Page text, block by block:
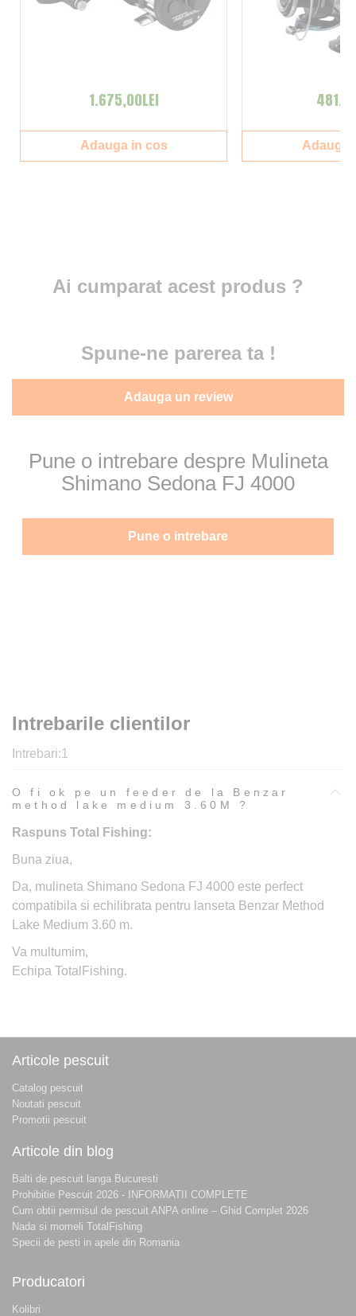
Ai cumparat acest produs ?
Spune-ne parerea ta !
Adauga un review
Intrebarile clientilor
Intrebari:1
O fi ok pe un feeder de la Benzar
method lake medium 3.60M ?
Raspuns Total Fishing:
Buna ziua,
Da, mulineta Shimano Sedona FJ 4000 este perfect
compatibila si echilibrata pentru lanseta Benzar Method
Lake Medium 3.60 m.
Va multumim,
Echipa TotalFishing.
Pune o intrebare despre Mulineta
Shimano Sedona FJ 4000
Pune o intrebare
1.675,00LEI
Adauga in cos Adauga
Articole pescuit
Catalog pescuit
Noutati pescuit
Promotii pescuit
Articole din blog
Balti de pescuit langa Bucuresti
Prohibitie Pescuit 2026 - INFORMATII COMPLETE
Cum obtii permisul de pescuit ANPA online – Ghid Complet 2026
Nada si momeli TotalFishing
Specii de pesti in apele din Romania
Producatori
Kolibri